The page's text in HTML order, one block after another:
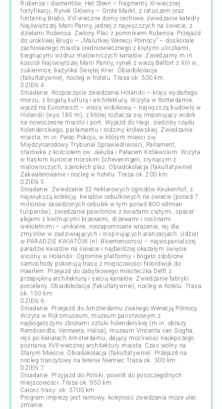
Rubensa i diamentów. Het Steen – fragmenty XI-wiecznej
fortyfikacji, Rynek Główny – Grote Markt, z ratuszem oraz
fontanną Brabo, XVI-wieczne domy cechowe, zwiedzanie katedry
Najświętszej Marii Panny, jednej z najwyższych na świecie, z
dziełami Rubensa. Zielony Plac z pomnikiem Rubensa. Przejazd
do urokliwej Brugii – „Malutkiej Wenecji Północy” – doskonale
zachowanego miasta średniowiecznego z krętymi uliczkami,
biegnącymi wzdłuż malowniczych kanałów. Zwiedzamy m.in.
kościół Najświętszej Marii Panny, rynek z wieżą Belfort z XIII w.,
sukiennice, bazylika Świętej Krwi. Obiadokolacja
(fakultatywnie), nocleg w hotelu. Trasa ok. 300 km.
DZIEŃ 4:
Śniadanie. Rozpoczęcie zwiedzania Holandii – kraju wydartego
morzu, z bogatą kulturą i architekturą. Wizyta w Rotterdamie,
wjazd na Euromaszt – wieżę widokową – najwyższą budowlę w
Holandii (wys.185 m), z której roztacza się imponujący widok
na nowoczesne miasto i port. Wyjazd do Hagi, siedziby rządu
holenderskiego; parlamentu i rodziny królewskiej. Zwiedzanie
miasta, m.in. Pałac Pokoju, w którym mieści się
Międzynarodowy Trybunał Sprawiedliwości, Parlament,
starówka z kościołem św. Jakuba i Pałacem Królewskim. Wizyta
w haskim kurorcie morskim Scheveningen, słynącym z
malowniczych, szerokich plaż. Obiadokolacja (fakultatywnie).
Zakwaterowanie i nocleg w hotelu. Trasa ok. 200 km.
DZIEŃ 5:
Śniadanie. Zwiedzanie 32-hektarowych ogrodów Keukenhof, z
największą kolekcją kwiatów cebulkowych na świecie (ponad 7
milionów zasadzonych cebulek w tym ponad 800 odmian
tulipanów), zwiedzanie pawilonów z kwiatami ciętymi, spacer
alejami z kwitnącymi krzewami, drzewami i roslinami
wieloletnimi – unikalne, niezapomniane wrażenia, raj dla
zmysłów w zadziwiających i inspirujących aranżacjach. Udział
w PARADZIE KWIATÓW (nl. Bloemencorso) – najwspanialszej
paradzie kwiatów na świecie i najbardziej okazałym święcie
wiosny w Holandii. Ogromne platformy i bogato zdobione
samochody pokonują trasę z miejscowości Noordwijk do
Haarlem. Przejazd do zabytkowego miasteczka Delft z
przepiękną architekturą i siecią kanałów. Zwiedzanie fabryki
porcelany. Obiadokolacja (fakultatywnie), nocleg w hotelu. Trasa
ok. 150 km.
DZIEŃ 6:
Śniadanie. Przejazd do Amsterdamu zwanego Wenecją Północy.
Wizyta w Rijksmuseum, muzeum państwowym z
najbogatszymi zbiorami sztuki holenderskiej (m.in. obrazy
Rembrandta, Vermeera, Halsa), muzeum Vincenta van Gogha,
rejs po kanałach Amsterdamu, dający możliwość najlepszego
poznania XVII-wiecznej architektury miasta. Czas wolny na
Starym Mieście. Obiadokolacja (fakultatywnie). Przejazd na
nocleg tranzytowy na terenie Niemiec.Trasa ok. 300 km.
DZIEŃ 7:
Śniadanie. Przyjazd do Polski, powrót do poszczególnych
miejscowości. Trasa ok. 950 km.
Całość trasy: ok. 3700 km.
Program imprezy jest ramowy, kolejność zwiedzania może ulec
zmianie.